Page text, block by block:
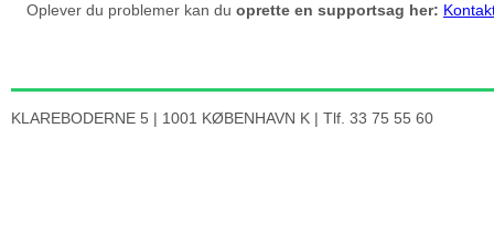
Oplever du problemer kan du oprette en supportsag her:
KLAREBODERNE 5 | 1001 KØBENHAVN K | Tlf. 33 75 55 60